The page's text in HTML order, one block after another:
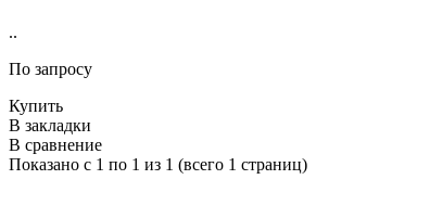
..
По запросу
Купить
В закладки
В сравнение
Показано с 1 по 1 из 1 (всего 1 страниц)